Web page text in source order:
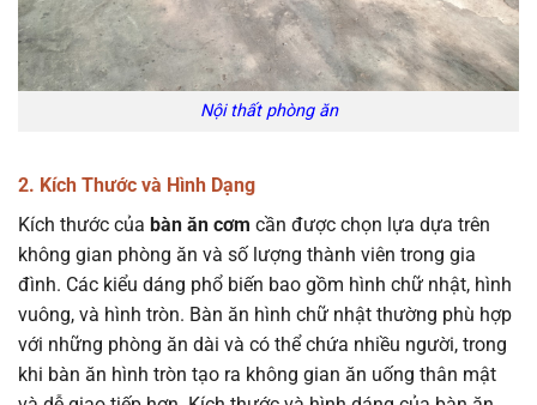
Nội thất phòng ăn
2. Kích Thước và Hình Dạng
Kích thước của bàn ăn cơm cần được chọn lựa dựa trên
không gian phòng ăn và số lượng thành viên trong gia
đình. Các kiểu dáng phổ biến bao gồm hình chữ nhật, hình
vuông, và hình tròn. Bàn ăn hình chữ nhật thường phù hợp
với những phòng ăn dài và có thể chứa nhiều người, trong
khi bàn ăn hình tròn tạo ra không gian ăn uống thân mật